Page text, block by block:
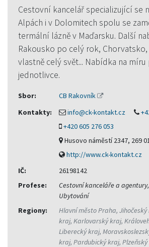
Cestovní kancelář specializující se
Alpách i v Dolomitech spolu se
termální lázně v Maďarsku. Další
Rakousko po celý rok,
vlastně celý svět... Nabídka na
jednotlivce.
Sbor:
CB Rakovník
Kontakty:
info@ck-kontakt.cz
+420 605 276 053
Husovo náměstí 2347, 269
http://www.ck-kontakt.cz
IČ:
26198142
Profese:
Cestovní kanceláře a
Ubytování
Regiony:
Hlavní město Praha,
kraj, Karlovarský kraj,
Liberecký kraj,
kraj, Pardubický kraj,